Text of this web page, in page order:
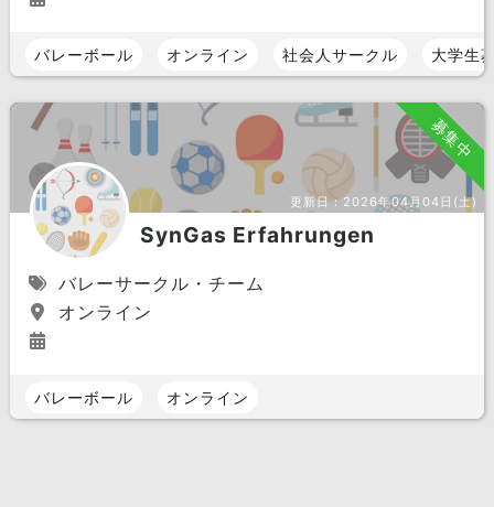
バレーボール オンライン 社会人サークル 大学生
募集中
更新日：2026年04月04日(土)
SynGas Erfahrungen
バレーサークル・チーム
オンライン
バレーボール オンライン